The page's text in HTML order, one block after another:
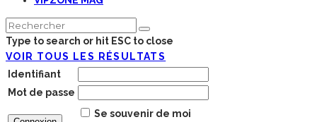
Type to search or hit ESC to close
VOIR TOUS LES RÉSULTATS
Identifiant
Mot de passe
Se souvenir de moi